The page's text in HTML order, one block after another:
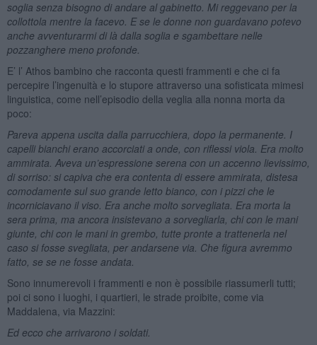
soglia senza bisogno di andare al gabinetto. Mi reggevano per la
collottola mentre la facevo. E se le donne non guardavano potevo
anche avventurarmi di là dalla soglia e sgambettare nelle
pozzanghere meno profonde.
E’ l’ Athos bambino che racconta questi frammenti e che ci fa
percepire l’ingenuità e lo stupore attraverso una sofisticata mimesi
linguistica, come nell’episodio della veglia alla nonna morta da
poco:
Pareva appena uscita dalla parrucchiera, dopo la permanente. I
capelli bianchi erano accorciati a onde, con riflessi viola. Era molto
ammirata. Aveva un’espressione serena con un accenno lievissimo,
di sorriso: si capiva che era contenta di essere ammirata, distesa
comodamente sul suo grande letto bianco, con i pizzi che le
incorniciavano il viso. Era anche molto sorvegliata. Era morta la
sera prima, ma ancora insistevano a sorvegliarla, chi con le mani
giunte, chi con le mani in grembo, tutte pronte a trattenerla nel
caso si fosse svegliata, per andarsene via. Che figura avremmo
fatto, se se ne fosse andata.
Sono innumerevoli i frammenti e non è possibile riassumerli tutti;
poi ci sono i luoghi, i quartieri, le strade proibite, come via
Maddalena, via Mazzini:
Ed ecco che arrivarono i soldati.